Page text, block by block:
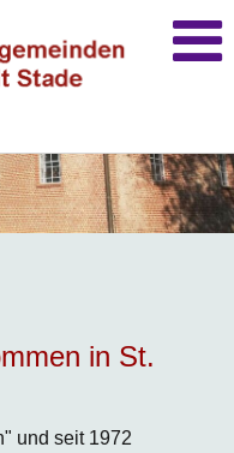
in St.
und seit 1972